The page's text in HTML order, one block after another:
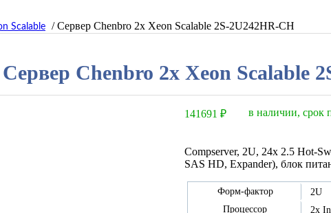
Scalable / Сервер Chenbro 2x Xeon Scalable 2S-2U242HR-CH
Сервер Chenbro 2x Xeon Scalable
141691 ₽ в наличии, срок
Compserver, 2U, 24x 2.5 Hot-
SAS HD, Expander), блок
Форм-фактор
2U
Процессор
2x